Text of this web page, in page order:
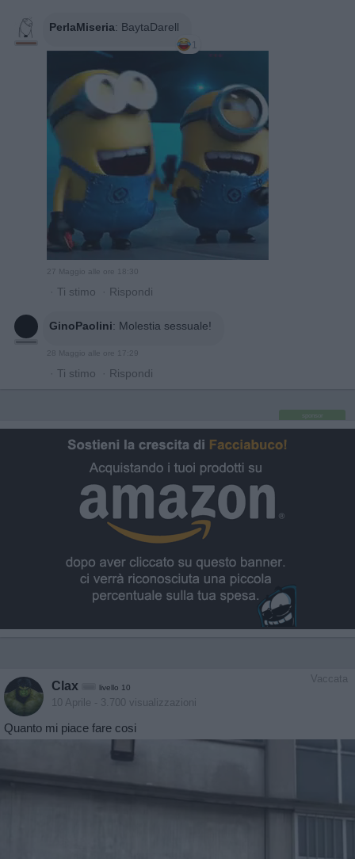
PerlaMiseria: BaytaDarell
1
27 Maggio alle ore 18:30
· Ti stimo · Rispondi
GinoPaolini: Molestia sessuale!
28 Maggio alle ore 17:29
· Ti stimo · Rispondi
Vaccata
Clax livello 10
10 Aprile - 3.700 visualizzazioni
Quanto mi piace fare cosi